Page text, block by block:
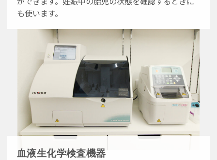
も使います。
血液生化学検査機器